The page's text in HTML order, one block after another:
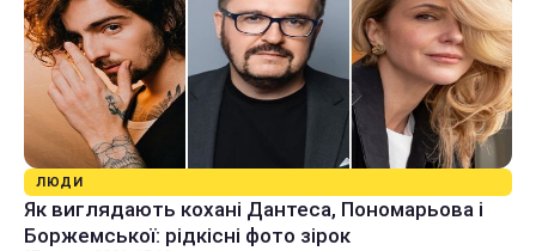
ЛЮДИ
Як виглядають кохані Дантеса, Пономарьова і
Боржемської: рідкісні фото зірок